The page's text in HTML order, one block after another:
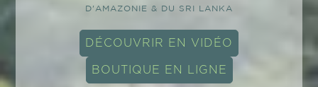
D'AMAZONIE & DU SRI LANKA
DÉCOUVRIR EN VIDÉO
BOUTIQUE EN LIGNE